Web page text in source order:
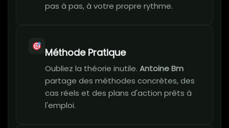
pas à pas, à votre propre rythme.
Méthode Pratique
Oubliez la théorie inutile. Antoine Bm
partage des méthodes concrètes, des
cas réels et des plans d'action prêts à
l'emploi.